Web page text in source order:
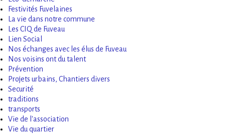
Festivités Fuvelaines
La vie dans notre commune
Les CIQ de Fuveau
Lien Social
Nos échanges avec les élus de Fuveau
Nos voisins ont du talent
Prévention
Projets urbains, Chantiers divers
Securité
traditions
transports
Vie de l'association
Vie du quartier